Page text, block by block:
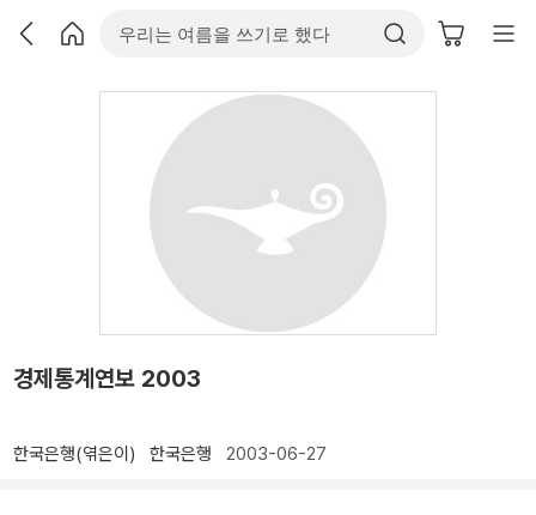
경제통계연보 2003
한국은행(엮은이) 한국은행 2003-06-27